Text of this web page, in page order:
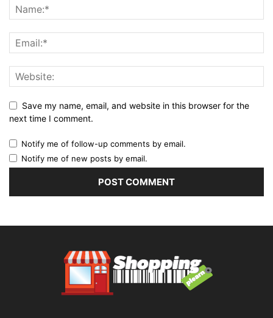
Save my name, email, and website in this browser for the
next time I comment.
Notify me of follow-up comments by email.
Notify me of new posts by email.